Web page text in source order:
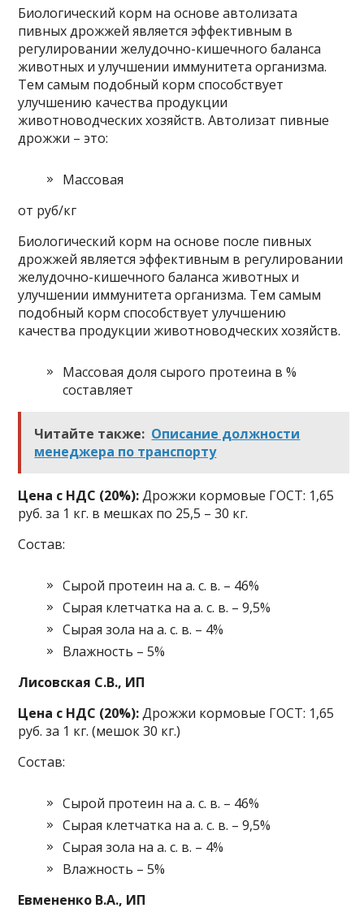
Биологический корм на основе автолизата
пивных дрожжей является эффективным в
регулировании желудочно-кишечного баланса
животных и улучшении иммунитета организма.
Тем самым подобный корм способствует
улучшению качества продукции
животноводческих хозяйств. Автолизат пивные
дрожжи – это:
Массовая
от руб/кг
Биологический корм на основе после пивных
дрожжей является эффективным в регулировании
желудочно-кишечного баланса животных и
улучшении иммунитета организма. Тем самым
подобный корм способствует улучшению
качества продукции животноводческих хозяйств.
Массовая доля сырого протеина в %
составляет
Читайте также: Описание должности
менеджера по транспорту
Цена с НДС (20%):Дрожжи кормовые ГОСТ: 1,65
руб. за 1 кг. в мешках по 25,5 – 30 кг.
Состав:
Сырой протеин на а. с. в. – 46%
Сырая клетчатка на а. с. в. – 9,5%
Сырая зола на а. с. в. – 4%
Влажность – 5%
Лисовская С.В., ИП
Цена с НДС (20%):Дрожжи кормовые ГОСТ: 1,65
руб. за 1 кг. (мешок 30 кг.)
Состав:
Сырой протеин на а. с. в. – 46%
Сырая клетчатка на а. с. в. – 9,5%
Сырая зола на а. с. в. – 4%
Влажность – 5%
Евмененко В.А., ИП